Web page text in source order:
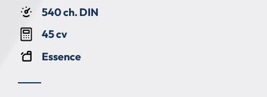
540 ch. DIN
45 cv
Essence